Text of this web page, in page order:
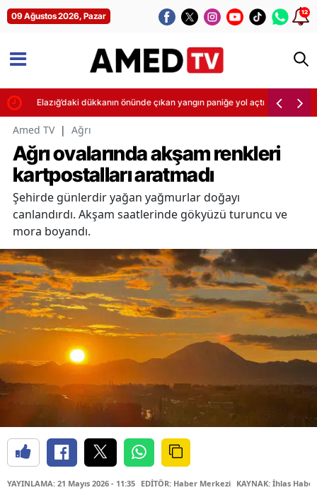
09 Ağustos 2026, Pazar 12
Elazığ’daki dükkanın önünde çıkan yangın paniğe yol açtı
Amed TV | Ağrı
Ağrı ovalarında akşam renkleri
kartpostalları aratmadı
Şehirde günlerdir yağan yağmurlar doğayı
canlandırdı. Akşam saatlerinde gökyüzü turuncu ve
mora boyandı.
YAYINLAMA: 21 Mayıs 2026 - 11:35 EDİTÖR: Haber Merkezi KAYNAK: İhlas